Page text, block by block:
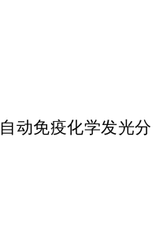
免疫化学发光分